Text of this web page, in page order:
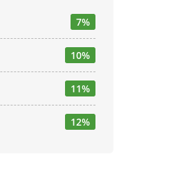
7%
10%
11%
12%